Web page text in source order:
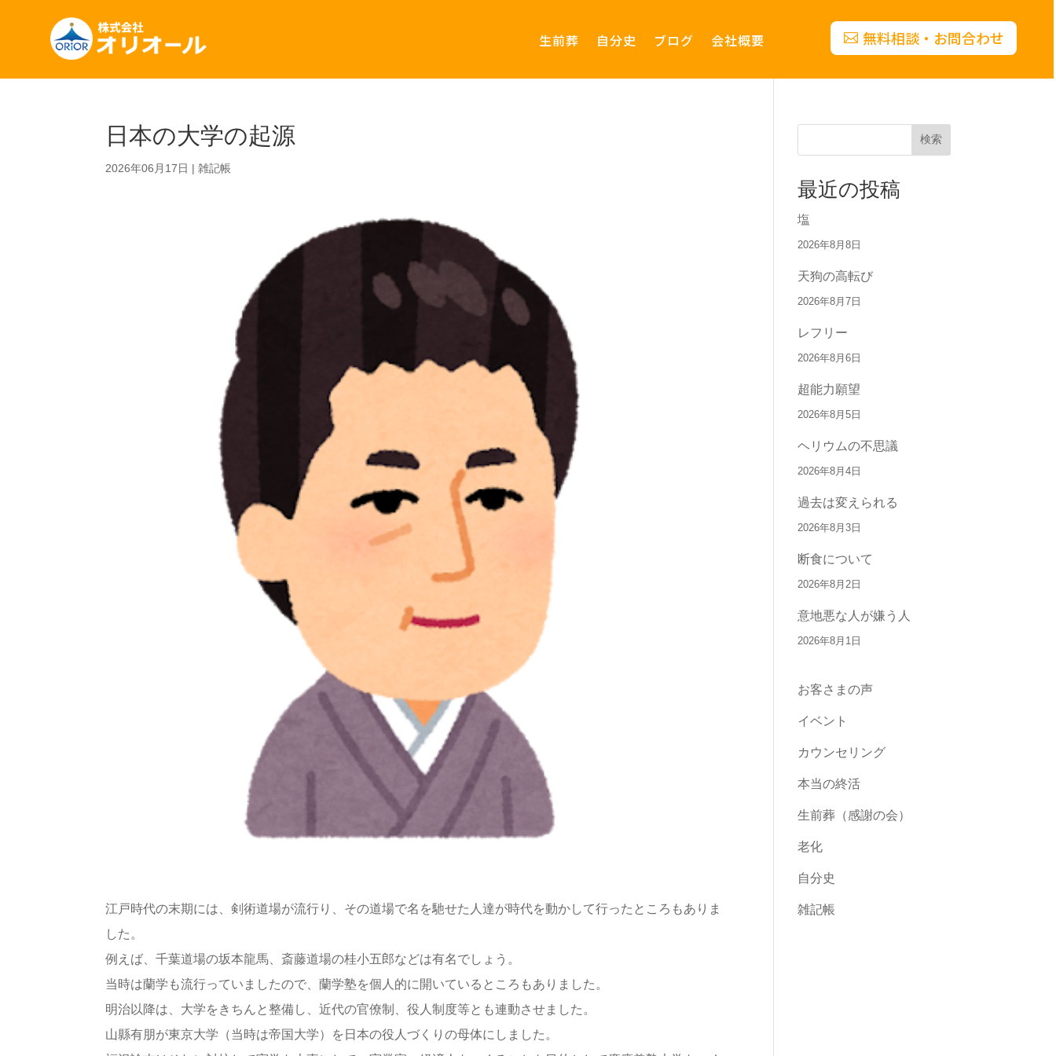
生前葬 自分史 ブログ 会社概要 無料相談・お問合わせ
日本の大学の起源
2026年06月17日 |雑記帳
江戸時代の末期には、剣術道場が流行り、その道場で名を馳せた人達が時代を動かして行ったところもありま
した。
例えば、千葉道場の坂本龍馬、斎藤道場の桂小五郎などは有名でしょう。
当時は蘭学も流行っていましたので、蘭学塾を個人的に開いているところもありました。
明治以降は、大学をきちんと整備し、近代の官僚制、役人制度等とも連動させました。
山縣有朋が東京大学（当時は帝国大学）を日本の役人づくりの母体にしました。
検索
最近の投稿
塩
2026年8月8日
天狗の高転び
2026年8月7日
レフリー
2026年8月6日
超能力願望
2026年8月5日
ヘリウムの不思議
2026年8月4日
過去は変えられる
2026年8月3日
断食について
2026年8月2日
意地悪な人が嫌う人
2026年8月1日
お客さまの声
イベント
カウンセリング
本当の終活
生前葬（感謝の会）
老化
自分史
雑記帳